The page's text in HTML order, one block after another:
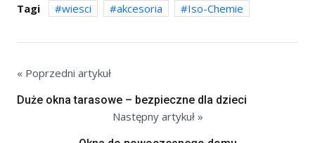
Tagi wiesci akcesoria Iso-Chemie
« Poprzedni artykuł
Duże okna tarasowe – bezpieczne dla dzieci
Następny artykuł »